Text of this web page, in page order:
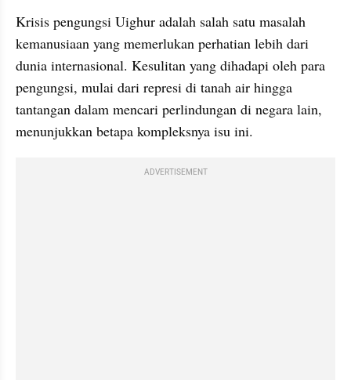
Krisis pengungsi Uighur adalah salah satu masalah
kemanusiaan yang memerlukan perhatian lebih dari
dunia internasional. Kesulitan yang dihadapi oleh para
pengungsi, mulai dari represi di tanah air hingga
tantangan dalam mencari perlindungan di negara lain,
menunjukkan betapa kompleksnya isu ini.
ADVERTISEMENT